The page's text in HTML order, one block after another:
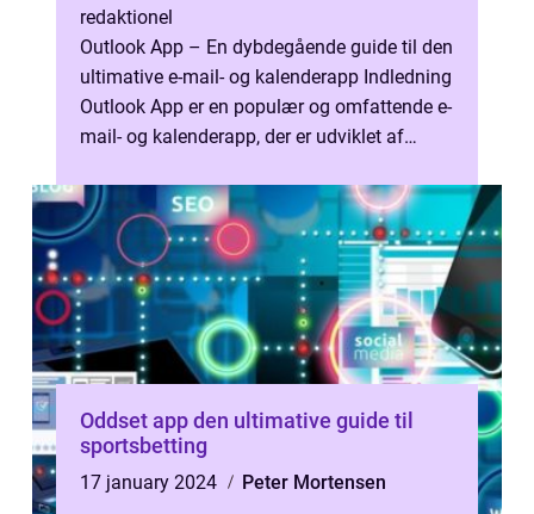
redaktionel
Outlook App – En dybdegående guide til den
ultimative e-mail- og kalenderapp Indledning
Outlook App er en populær og omfattende e-
mail- og kalenderapp, der er udviklet af
Oddset app den ultimative guide til
sportsbetting
17 january 2024
Peter Mortensen